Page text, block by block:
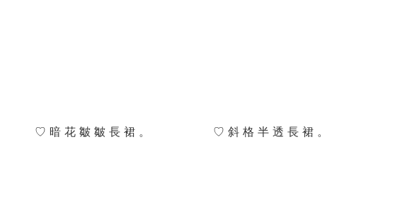
♡ 暗 花 皺 皺 長 裙 。 ♡ 斜 格 半 透 長 裙 。